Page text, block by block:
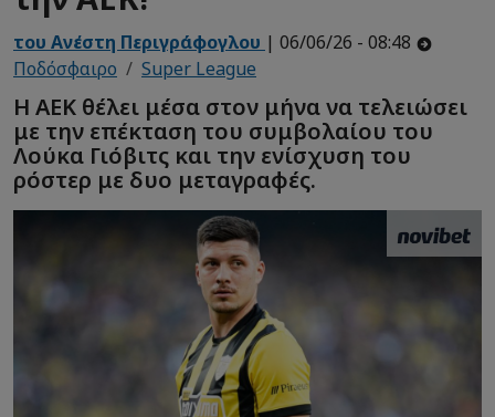
του Ανέστη Περιγράφογλου | 06/06/26 - 08:48
Ποδόσφαιρο
Super League
Η ΑΕΚ θέλει μέσα στον μήνα να τελειώσει
με την επέκταση του συμβολαίου του
Λούκα Γιόβιτς και την ενίσχυση του
ρόστερ με δυο μεταγραφές.